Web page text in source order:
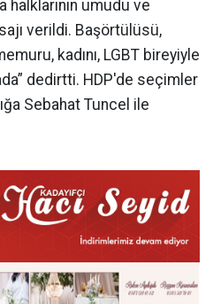
umudu ve
verildi. Başörtülüsü,
kadını, LGBT bireyiyle
dedirtti. HDP'de seçimler
Sebahat Tuncel ile